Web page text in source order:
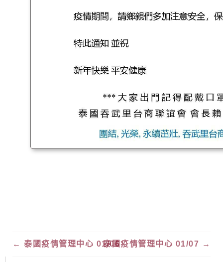
← 泰國疫情管理中心 01/06泰國疫情管理中心 01/07 →